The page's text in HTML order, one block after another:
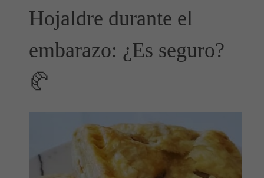
Hojaldre durante el
embarazo: ¿Es seguro?
🥐